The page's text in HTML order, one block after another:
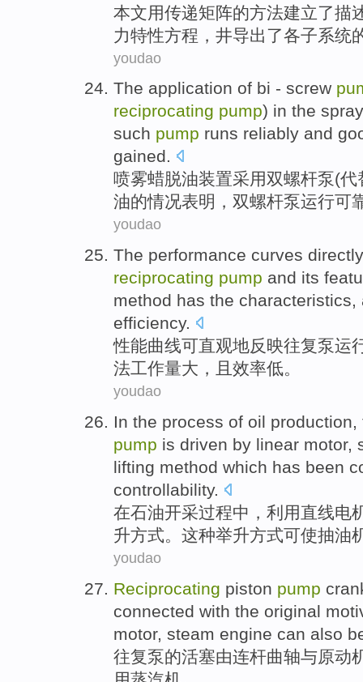
本文用传递矩阵的方法建立了描
力特性方程 ，井导出了各子系统
youdao
The application of bi - screw
reciprocating pump) in the spray
such pump runs reliably and
gained.
喷雾蜡脱油装置采用双螺杆泵(代
油的情况表明 ，双螺杆泵运行可
youdao
The performance curves directly
reciprocating pump and its
method has the
efficiency.
性能曲线可直观地反映往复泵运
法工作量大 ， 且 效率低。
youdao
In the process of oil production,
pump is driven by linear motor,
lifting method which has been
controllability.
在石油开采过程中，利用直线电
升方式。 这种举升方式可使抽油
youdao
Reciprocating piston pump
connected with the original
motor, steam engine can also
往复泵的活塞由连杆曲轴与原动